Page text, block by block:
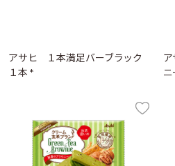
アサヒ １本満足バーブラック
１本 *